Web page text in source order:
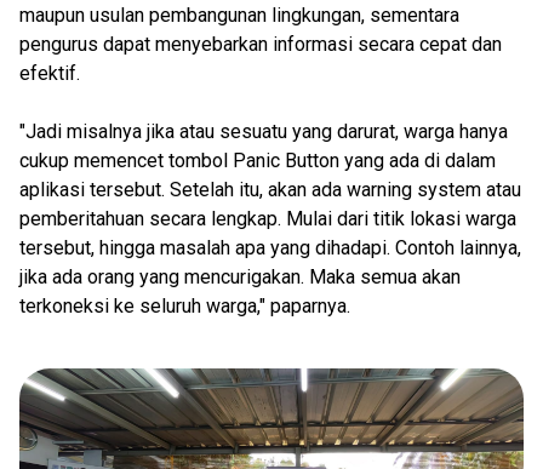
maupun usulan pembangunan lingkungan, sementara
pengurus dapat menyebarkan informasi secara cepat dan
efektif.
"Jadi misalnya jika atau sesuatu yang darurat, warga hanya
cukup memencet tombol Panic Button yang ada di dalam
aplikasi tersebut. Setelah itu, akan ada warning system atau
pemberitahuan secara lengkap. Mulai dari titik lokasi warga
tersebut, hingga masalah apa yang dihadapi. Contoh lainnya,
jika ada orang yang mencurigakan. Maka semua akan
terkoneksi ke seluruh warga," paparnya.